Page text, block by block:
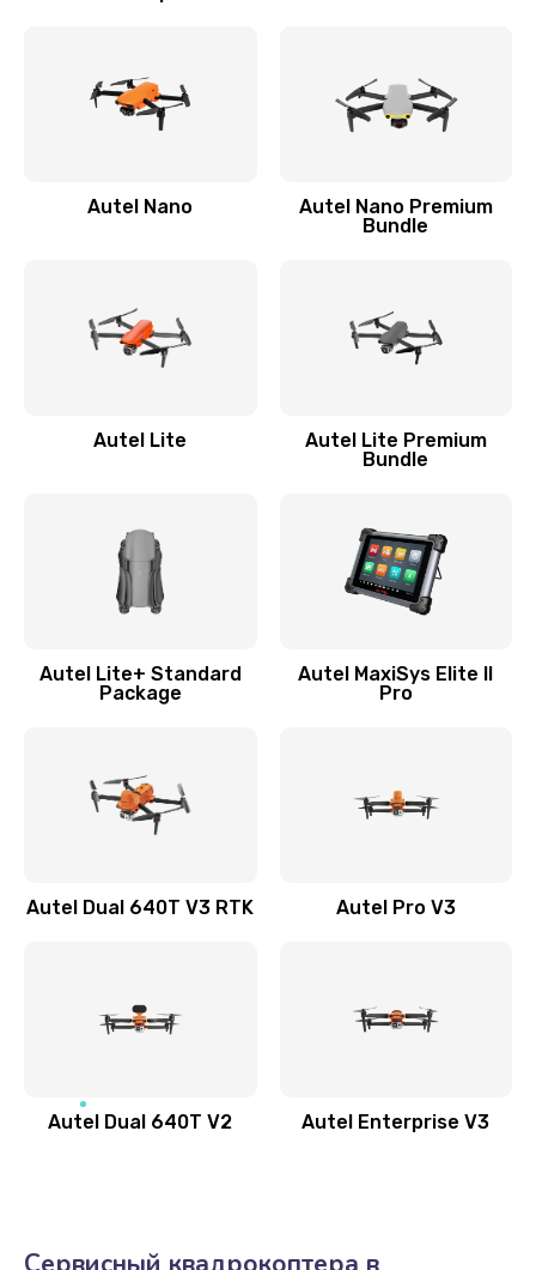
Autel Nano
Autel Nano Premium
Bundle
Autel Lite
Autel Lite Premium
Bundle
Autel Lite+ Standard
Package
Autel MaxiSys Elite II
Pro
Autel Dual 640T V3 RTK Autel Pro V3
Autel Dual 640T V2 Autel Enterprise V3